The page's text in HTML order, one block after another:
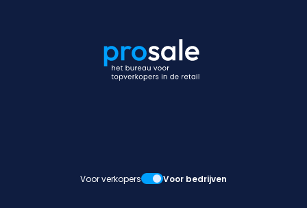
Voor verkopers Voor bedrijven